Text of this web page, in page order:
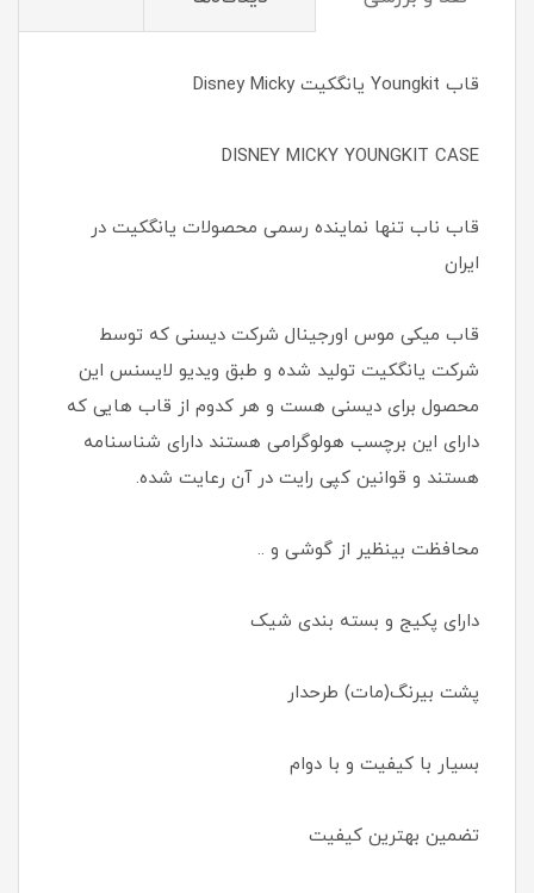
قاب Youngkit یانگکیت Disney Micky
DISNEY MICKY YOUNGKIT CASE
قاب ناب تنها نماینده رسمی محصولات یانگکیت در
ایران
قاب میکی موس اورجینال شرکت دیسنی که توسط
شرکت یانگکیت تولید شده و طبق ویدیو لایسنس این
محصول برای دیسنی هست و هر کدوم از قاب هایی که
دارای این برچسب هولوگرامی هستند دارای شناسنامه
هستند و قوانین کپی رایت در آن رعایت شده.
محافظت بینظیر از گوشی و ..
دارای پکیج و بسته بندی شیک
پشت بیرنگ(مات) طرحدار
بسیار با کیفیت و با دوام
تضمین بهترین کیفیت